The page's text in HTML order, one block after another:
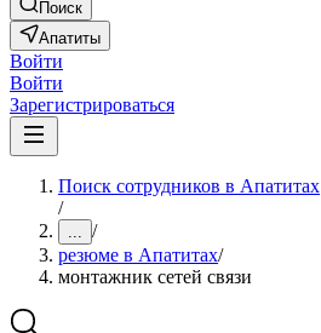
Поиск
Апатиты
Войти
Войти
Зарегистрироваться
Поиск сотрудников в Апатитах
/
... /
резюме в Апатитах/
монтажник сетей связи